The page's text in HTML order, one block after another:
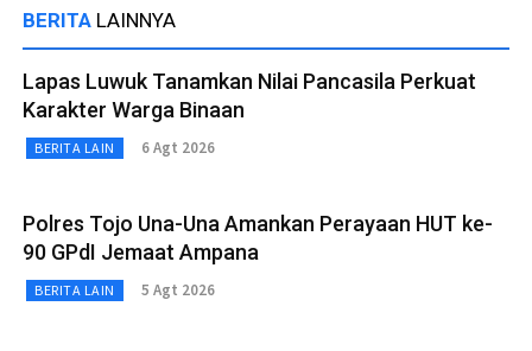
BERITA LAINNYA
Lapas Luwuk Tanamkan Nilai Pancasila Perkuat
Karakter Warga Binaan
BERITA LAIN 6 Agt 2026
Polres Tojo Una-Una Amankan Perayaan HUT ke-
90 GPdI Jemaat Ampana
BERITA LAIN 5 Agt 2026